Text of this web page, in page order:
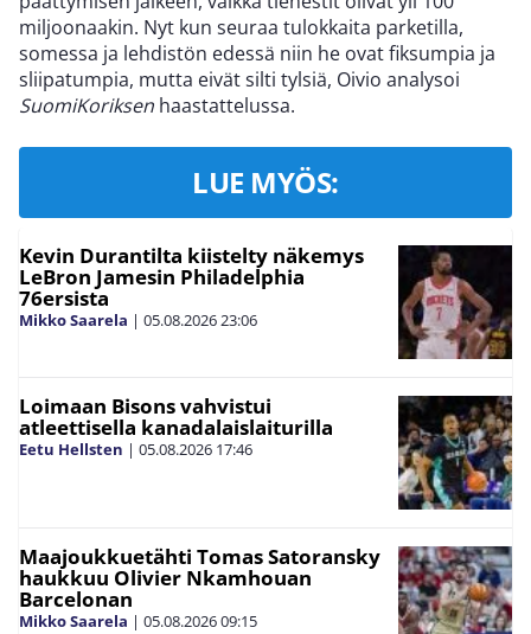
miljoonaakin. Nyt kun seuraa tulokkaita parketilla,
somessa ja lehdistön edessä niin he ovat fiksumpia ja
sliipatumpia, mutta eivät silti tylsiä, Oivio analysoi
SuomiKoriksen haastattelussa.
LUE MYÖS:
Kevin Durantilta kiistelty näkemys
LeBron Jamesin Philadelphia
76ersista
Mikko Saarela | 05.08.202623:06
Loimaan Bisons vahvistui
atleettisella kanadalaislaiturilla
Eetu Hellsten | 05.08.2026 17:46
Maajoukkuetähti Tomas Satoransky
haukkuu Olivier Nkamhouan
Barcelonan
Mikko Saarela | 05.08.202609:15